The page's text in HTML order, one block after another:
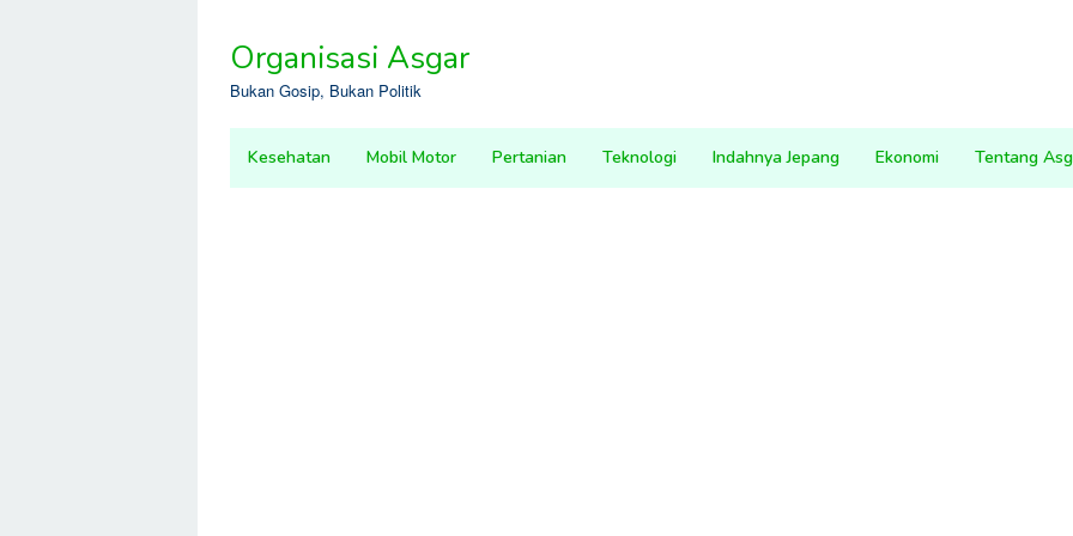
contentOrganisasi Asgar
Bukan Gosip, Bukan Politik
Kesehatan Mobil Motor Pertanian Teknologi Indahnya Jepang Ekonomi Tentang